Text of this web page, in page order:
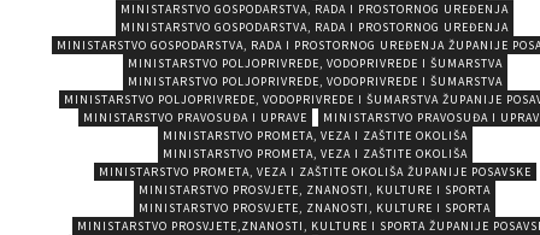
MINISTARSTVO GOSPODARSTVA, RADA I PROSTORNOG UREĐENJA
MINISTARSTVO GOSPODARSTVA, RADA I PROSTORNOG UREĐENJA
MINISTARSTVO GOSPODARSTVA, RADA I PROSTORNOG UREĐENJA ŽUPANIJE
MINISTARSTVO POLJOPRIVREDE, VODOPRIVREDE I ŠUMARSTVA
MINISTARSTVO POLJOPRIVREDE, VODOPRIVREDE I ŠUMARSTVA
MINISTARSTVO POLJOPRIVREDE, VODOPRIVREDE I ŠUMARSTVA ŽUPANIJE
MINISTARSTVO PRAVOSUĐA I UPRAVE
MINISTARSTVO PRAVOSUĐA I
MINISTARSTVO PROMETA, VEZA I ZAŠTITE OKOLIŠA
MINISTARSTVO PROMETA, VEZA I ZAŠTITE OKOLIŠA
MINISTARSTVO PROMETA, VEZA I ZAŠTITE OKOLIŠA ŽUPANIJE POSAVSKE
MINISTARSTVO PROSVJETE, ZNANOSTI, KULTURE I SPORTA
MINISTARSTVO PROSVJETE, ZNANOSTI, KULTURE I SPORTA
MINISTARSTVO PROSVJETE,ZNANOSTI, KULTURE I SPORTA ŽUPANIJE